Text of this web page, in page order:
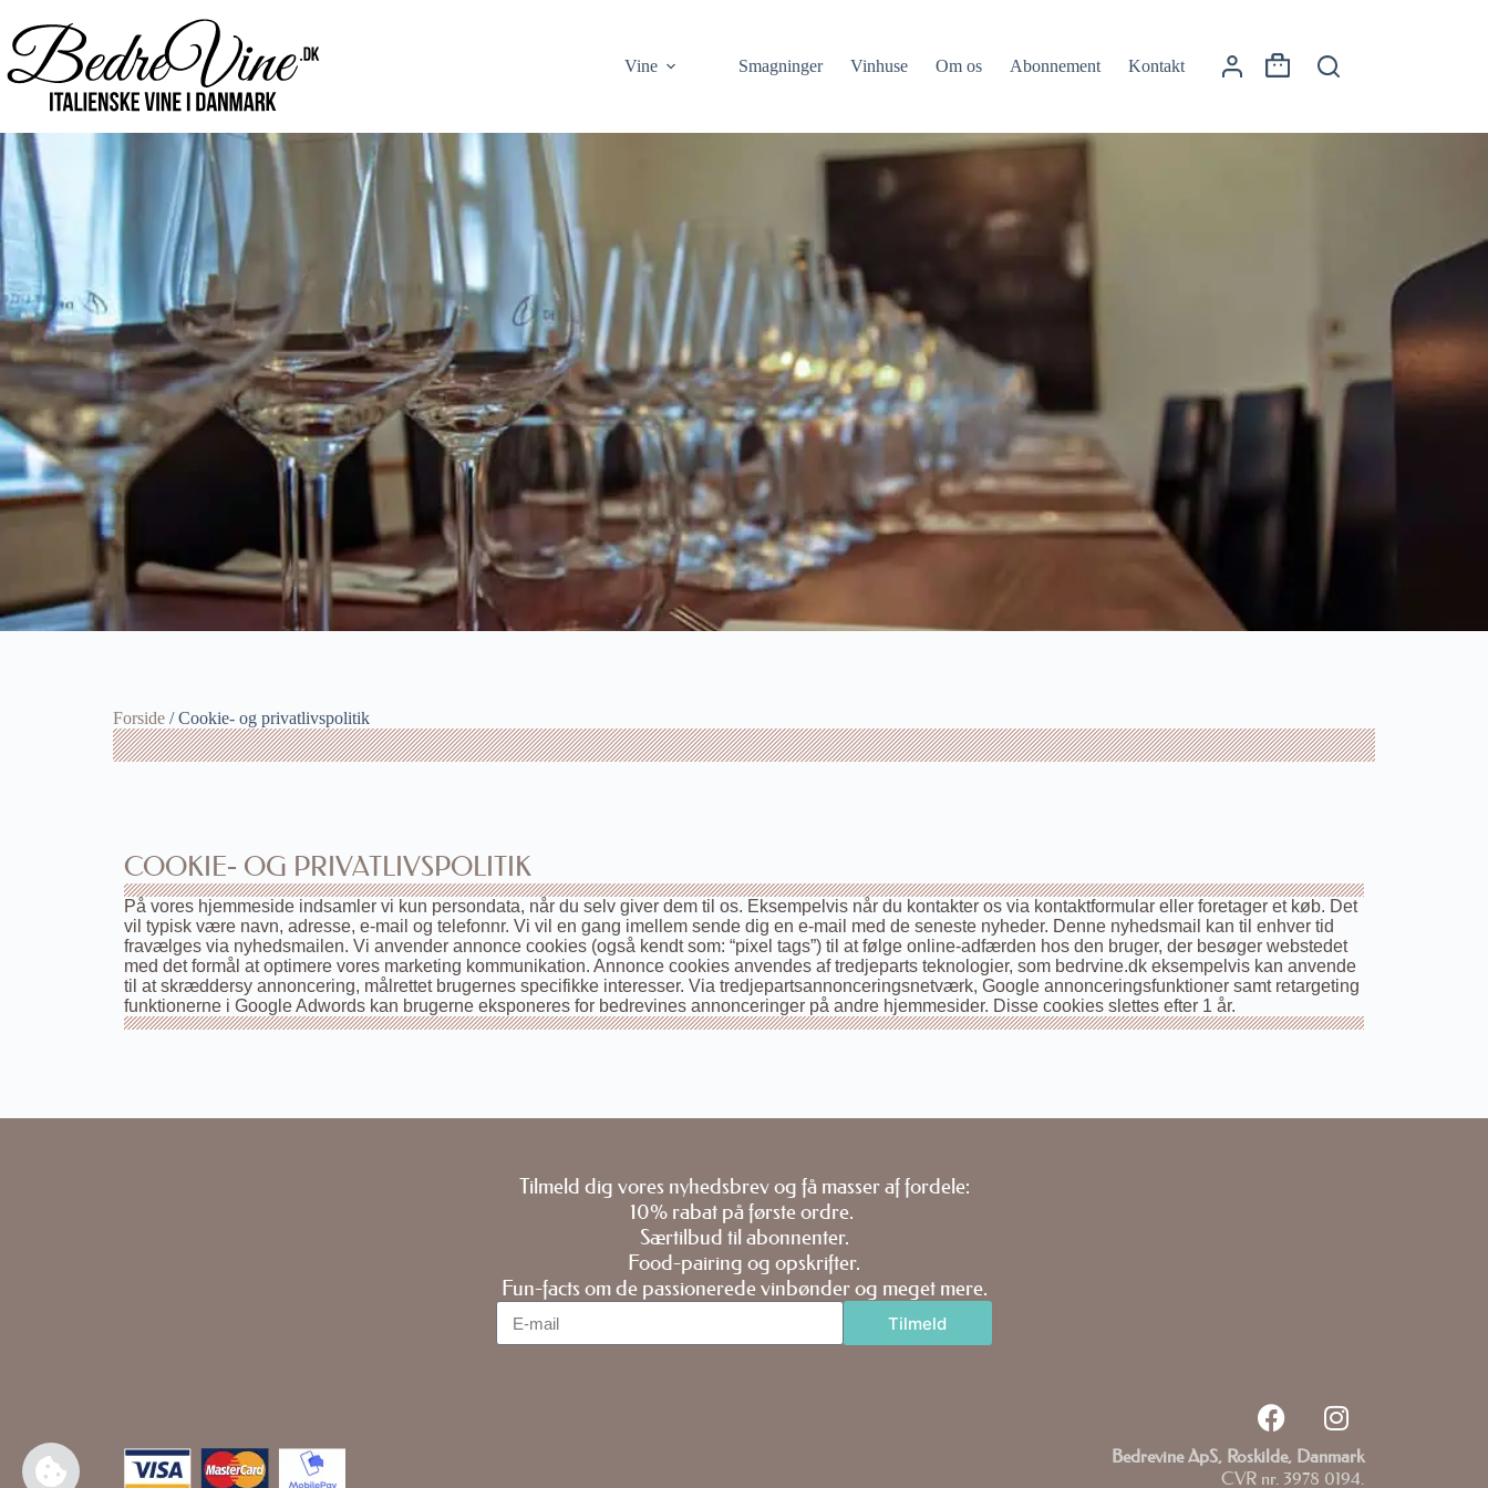
Vine Smagninger Vinhuse Om os Abonnement Kontakt
Forside / Cookie- og privatlivspolitik
COOKIE- OG PRIVATLIVSPOLITIK
På vores hjemmeside indsamler vi kun persondata, når du selv giver dem til os. Eksempelvis når du kontakter os via kontaktformular eller foretager et køb. Det
vil typisk være navn, adresse, e-mail og telefonnr. Vi vil en gang imellem sende dig en e-mail med de seneste nyheder. Denne nyhedsmail kan til enhver tid
fravælges via nyhedsmailen. Vi anvender annonce cookies (også kendt som: “pixel tags”) til at følge online-adfærden hos den bruger, der besøger webstedet
med det formål at optimere vores marketing kommunikation. Annonce cookies anvendes af tredjeparts teknologier, som bedrvine.dk eksempelvis kan anvende
til at skræddersy annoncering, målrettet brugernes specifikke interesser. Via tredjepartsannonceringsnetværk, Google annonceringsfunktioner samt retargeting
funktionerne i Google Adwords kan brugerne eksponeres for bedrevines annonceringer på andre hjemmesider. Disse cookies slettes efter 1 år.
Tilmeld dig vores nyhedsbrev og få masser af fordele:
10% rabat på første ordre.
Særtilbud til abonnenter.
Food-pairing og opskrifter.
Fun-facts om de passionerede vinbønder og meget mere.
Tilmeld
Bedrevine ApS, Roskilde, Danmark
CVR nr. 3978 0194.